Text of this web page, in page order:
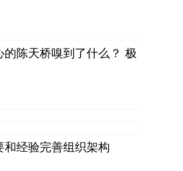
陈天桥嗅到了什么？ 极
经验完善组织架构